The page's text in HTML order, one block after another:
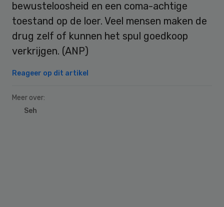
bewusteloosheid en een coma-achtige
toestand op de loer. Veel mensen maken de
drug zelf of kunnen het spul goedkoop
verkrijgen. (ANP)
Reageer op dit artikel
Meer over:
Seh